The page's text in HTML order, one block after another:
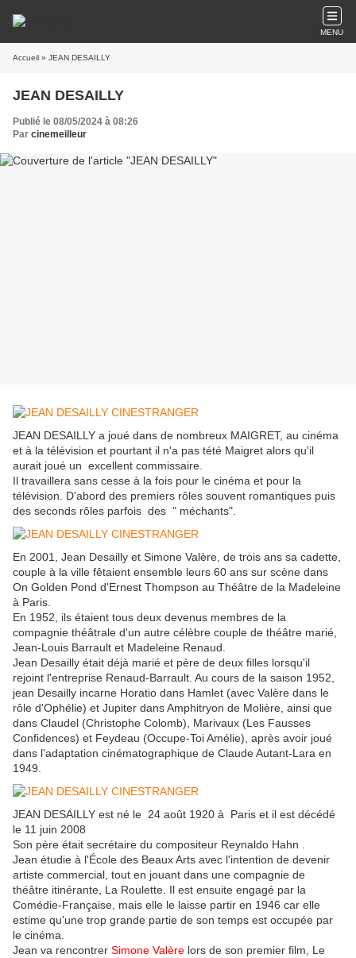
MENU
Accueil » JEAN DESAILLY
JEAN DESAILLY
Publié le 08/05/2024 à 08:26
Par cinemeilleur
JEAN DESAILLY a joué dans de nombreux MAIGRET, au cinéma
et à la télévision et pourtant il n'a pas tété Maigret alors qu'il
aurait joué un excellent commissaire.
Il travaillera sans cesse à la fois pour le cinéma et pour la
télévision. D'abord des premiers rôles souvent romantiques puis
des seconds rôles parfois des " méchants".
En 2001, Jean Desailly et Simone Valère, de trois ans sa cadette,
couple à la ville fêtaient ensemble leurs 60 ans sur scène dans
On Golden Pond d'Ernest Thompson au Théâtre de la Madeleine
à Paris.
En 1952, ils étaient tous deux devenus membres de la
compagnie théâtrale d'un autre célèbre couple de théâtre marié,
Jean-Louis Barrault et Madeleine Renaud.
Jean Desailly était déjà marié et père de deux filles lorsqu'il
rejoint l'entreprise Renaud-Barrault. Au cours de la saison 1952,
jean Desailly incarne Horatio dans Hamlet (avec Valère dans le
rôle d'Ophélie) et Jupiter dans Amphitryon de Molière, ainsi que
dans Claudel (Christophe Colomb), Marivaux (Les Fausses
Confidences) et Feydeau (Occupe-Toi Amélie), après avoir joué
dans l'adaptation cinématographique de Claude Autant-Lara en
1949.
JEAN DESAILLY est né le 24 août 1920 à Paris et il est décédé
le 11 juin 2008
Son père était secrétaire du compositeur Reynaldo Hahn .
Jean étudie à l'École des Beaux Arts avec l'intention de devenir
artiste commercial, tout en jouant dans une compagnie de
théâtre itinérante, La Roulette. Il est ensuite engagé par la
Comédie-Française, mais elle le laisse partir en 1946 car elle
estime qu'une trop grande partie de son temps est occupée par
le cinéma.
Jean va rencontrer Simone Valère lors de son premier film, Le